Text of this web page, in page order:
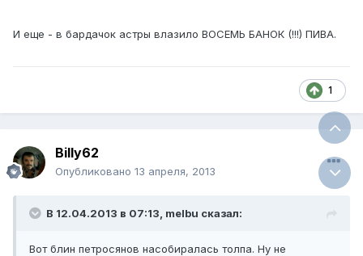
И еще - в бардачок астры влазило ВОСЕМЬ БАНОК (!!!) ПИВА.
1
Billy62
Опубликовано 13 апреля, 2013
В 12.04.2013 в 07:13, melbu сказал:
Вот блин петросянов насобиралась толпа. Ну не